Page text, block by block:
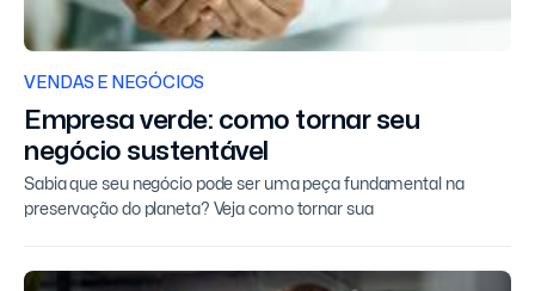
VENDAS E NEGÓCIOS
Empresa verde: como tornar seu
negócio sustentável
Sabia que seu negócio pode ser uma peça fundamental na
preservação do planeta? Veja como tornar sua